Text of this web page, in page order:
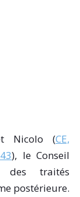
Nicolo (CE,
), le Conseil
des traités
postérieure.